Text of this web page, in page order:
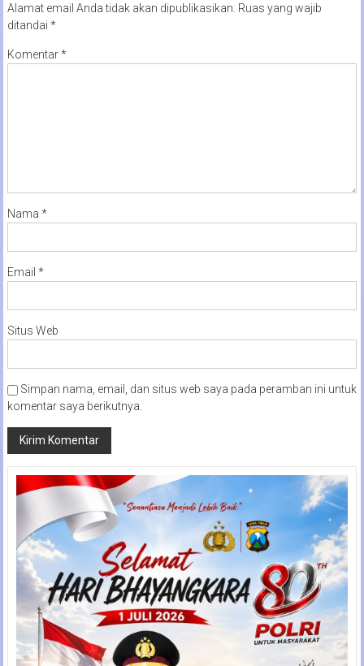
Alamat email Anda tidak akan dipublikasikan. Ruas yang wajib
ditandai *
Komentar*
Nama *
Email *
Situs Web
Simpan nama, email, dan situs web saya pada peramban ini untuk
komentar saya berikutnya.